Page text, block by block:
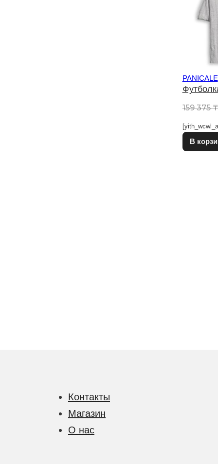
PANICALE
159 375₸
В
Контакты
Магазин
О нас